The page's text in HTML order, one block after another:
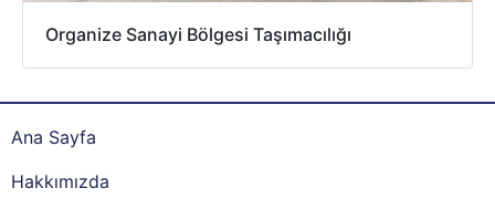
Organize Sanayi Bölgesi Taşımacılığı
Ana Sayfa
Hakkımızda